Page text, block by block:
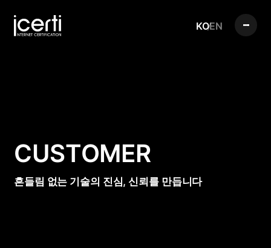
KOEN
CUSTOMER
흔들림 없는 기술의 진심, 신뢰를 만듭니다